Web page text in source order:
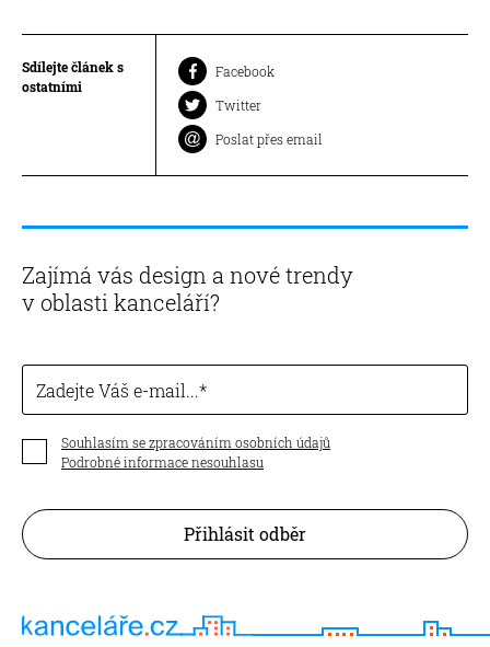
Sdílejte článek s
ostatními
Facebook
Twitter
Poslat přes email
Zajímá vás design a nové trendy
v oblasti kanceláří?
Zadejte Váš e-mail...
Souhlasím se zpracováním osobních údajů
Podrobné informace nesouhlasu
Přihlásit odběr